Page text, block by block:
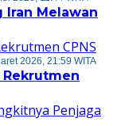
Iran Melawan
2026, 21:59 WITA
Rekrutmen